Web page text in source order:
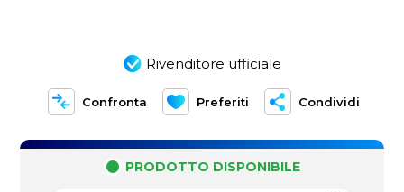
Rivenditore ufficiale
Confronta Preferiti Condividi
PRODOTTO DISPONIBILE